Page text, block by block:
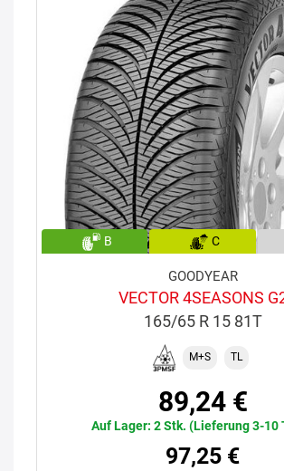
B C
GOODYEAR
VECTOR 4SEASONS
165/65 R 15 81T
M+S TL
89,24 €
Auf Lager: 2 Stk. (Lieferung 3-10
97,25 €